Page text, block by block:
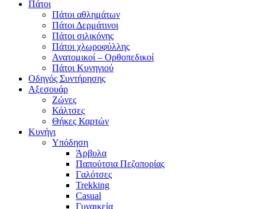
Πάτοι
Πάτοι αθλημάτων
Πάτοι Δερμάτινοι
Πάτοι σιλικόνης
Πάτοι χλωροφύλλης
Ανατομικοί – Ορθοπεδικοί
Πάτοι Κυνηγιού
Οδηγός Συντήρησης
Αξεσουάρ
Ζώνες
Κάλτσες
Θήκες Καρτών
Κυνήγι
Υπόδηση
Άρβυλα
Παπούτσια Πεζοπορίας
Γαλότσες
Trekking
Casual
Γυναικεία